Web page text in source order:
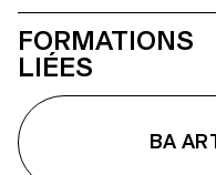
FORMATIONS
LIÉES
BA